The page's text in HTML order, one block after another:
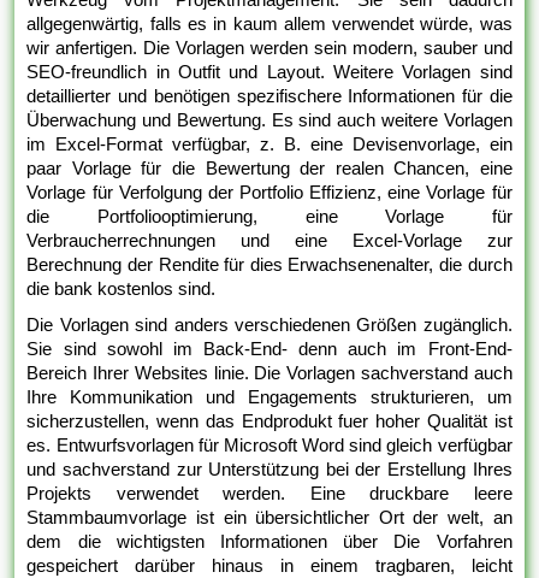
allgegenwärtig, falls es in kaum allem verwendet würde, was
wir anfertigen. Die Vorlagen werden sein modern, sauber und
SEO-freundlich in Outfit und Layout. Weitere Vorlagen sind
detaillierter und benötigen spezifischere Informationen für die
Überwachung und Bewertung. Es sind auch weitere Vorlagen
im Excel-Format verfügbar, z. B. eine Devisenvorlage, ein
paar Vorlage für die Bewertung der realen Chancen, eine
Vorlage für Verfolgung der Portfolio Effizienz, eine Vorlage für
die Portfoliooptimierung, eine Vorlage für
Verbraucherrechnungen und eine Excel-Vorlage zur
Berechnung der Rendite für dies Erwachsenenalter, die durch
die bank kostenlos sind.
Die Vorlagen sind anders verschiedenen Größen zugänglich.
Sie sind sowohl im Back-End- denn auch im Front-End-
Bereich Ihrer Websites linie. Die Vorlagen sachverstand auch
Ihre Kommunikation und Engagements strukturieren, um
sicherzustellen, wenn das Endprodukt fuer hoher Qualität ist
es. Entwurfsvorlagen für Microsoft Word sind gleich verfügbar
und sachverstand zur Unterstützung bei der Erstellung Ihres
Projekts verwendet werden. Eine druckbare leere
Stammbaumvorlage ist ein übersichtlicher Ort der welt, an
dem die wichtigsten Informationen über Die Vorfahren
gespeichert darüber hinaus in einem tragbaren, leicht